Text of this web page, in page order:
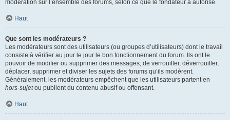
modération sur l’ensemble des forums, selon ce que le fondateur a autorisé.
Haut
Que sont les modérateurs ?
Les modérateurs sont des utilisateurs (ou groupes d’utilisateurs) dont le travail
consiste à vérifier au jour le jour le bon fonctionnement du forum. Ils ont le
pouvoir de modifier ou supprimer des messages, de verrouiller, déverrouiller,
déplacer, supprimer et diviser les sujets des forums qu’ils modèrent.
Généralement, les modérateurs empêchent que les utilisateurs partent en
hors-sujetou publient du contenu abusif ou offensant.
Haut